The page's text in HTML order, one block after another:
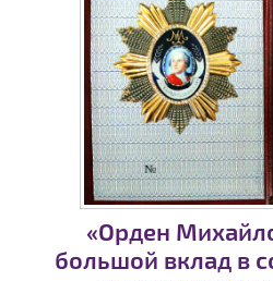
«Орден
большой вклад в